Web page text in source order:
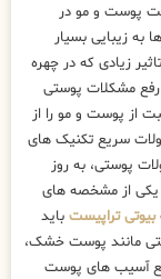
پوست و مو در
به زیبایی بسیار
زیادی که در چهره
رفع مشکلات پوستی
از پوست و مو را از
سریع تکنیک ‌های
پوستی، به روز
یکی از مشخصه های
بیوتی تراپیست باید
مانند پوست خشک،
آسیب های پوست